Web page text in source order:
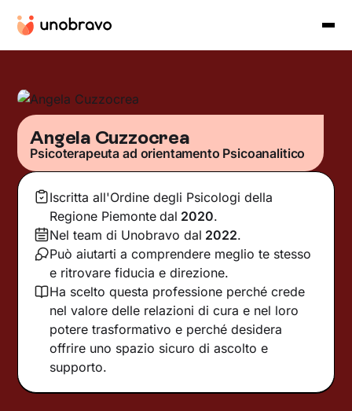
Angela Cuzzocrea
Psicoterapeuta ad orientamento Psicoanalitico
Iscritta all'Ordine degli Psicologi della
Regione Piemonte dal 2020.
Nel team di Unobravo dal 2022.
Può aiutarti a comprendere meglio te stesso
e ritrovare fiducia e direzione.
Ha scelto questa professione perché crede
nel valore delle relazioni di cura e nel loro
potere trasformativo e perché desidera
offrire uno spazio sicuro di ascolto e
supporto.